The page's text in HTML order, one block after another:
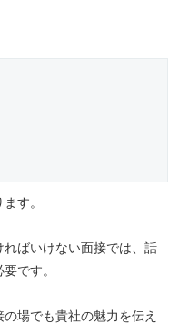
す。
ばいけない面接では、話
です。
場でも貴社の魅力を伝え